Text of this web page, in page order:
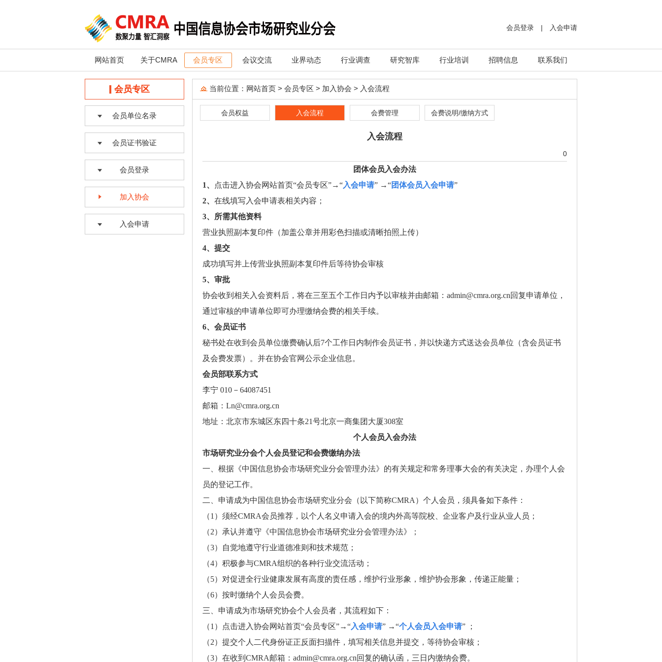
会员登录 | 入会申请
网站首页 关于CMRA 会员专区 会议交流 业界动态 行业调查 研究智库 行业培训 招聘信息 联系我们
会员专区
会员单位名录
会员证书验证
会员登录
加入协会
入会申请
当前位置： 网站首页 > 会员专区 > 加入协会 > 入会流程
会员权益 入会流程 会费管理 会费说明/缴纳方式
入会流程
0
团体会员入会办法
1、 点击进入协会网站首页“会员专区”→“入会申请” →“团体会员入会申请”
2、 在线填写 入会申请表相关内容；
3、
所需其他资料
营业执照副本复印件（加盖公章并用彩色扫描或清晰拍照上传）
4、 提交
成功填写并上传营业执照副本复印件后等待协会审核
5、 审批
协会收到相关入会资料后，将在三至五个工作日内予以审核并由邮箱： admin@cmra.org.cn回复申请单位，
通过审核的申请单位即可办理缴纳会费的相关手续。
6、 会员证书
秘书处在收到会员单位缴费确认后7个工作日内制作会员证书，并以快递方式送达会员单位（含会员证书
及会费发票）。并在协会官网公示企业信息。
会员部联系方式
李宁 010 － 64087451
邮箱： Ln@cmra.org.cn
地址：北京市东城区东四十条21号北京一商集团大厦308室
个人会员入会办法
市场研究业分会个人会员登记和会费缴纳办法
一、根据《中国信息协会市场研究业分会管理办法》的有关规定和常务理事大会的有关决定，办理个人会
员的登记工作。
二、申请成为中国信息协会市场研究业分会（以下简称CMRA ）个人会员，须具备如下条件：
（1 ）须经CMRA会员推荐，以个人名义申请入会的境内外高等院校、企业客户及行业从业人员；
（2）承认并遵守《中国信息协会市场研究业分会管理办法》；
（3）自觉地遵守行业道德准则和技术规范；
（4）积极参与CMRA组织的各种行业交流活动；
（5）对促进全行业健康发展有高度的责任感，维护行业形象，维护协会形象，传递正能量；
（6）按时缴纳个人会员会费。
三、申请成为市场研究协会个人会员者，其流程如下：
（1 ）点击进入协会网站首页“会员专区”→“入会申请” →“个人会员入会申请” ；
（2）提交个人二代身份证正反面扫描件，填写相关信息并提交，等待协会审核；
（3）在收到 CMRA邮箱： admin@cmra.org.cn回复的确认函，三日内缴纳会费。